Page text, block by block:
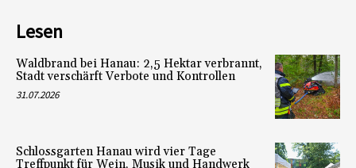
Lesen
Waldbrand bei Hanau: 2,5 Hektar verbrannt,
Stadt verschärft Verbote und Kontrollen
31.07.2026
Schlossgarten Hanau wird vier Tage
Treffpunkt für Wein, Musik und Handwerk